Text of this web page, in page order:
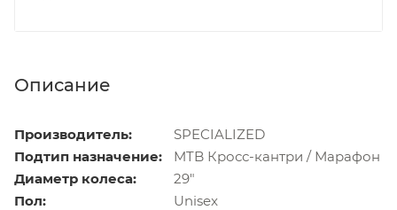
Описание
Производитель:
SPECIALIZED
Подтип назначение:
MTB Кросс-кантри / Марафон
Диаметр колеса:
29"
Пол:
Unisex